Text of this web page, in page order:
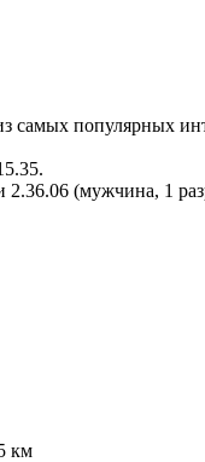
самых популярных
(мужчина, 1
км